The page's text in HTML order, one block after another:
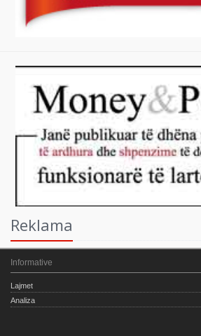
Reklama
Informative
Lajmet
Analiza